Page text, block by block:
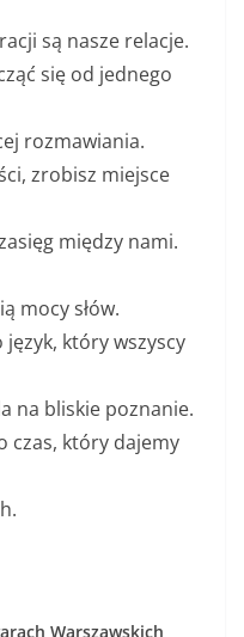
są nasze relacje.
się od jednego
rozmawiania.
zrobisz miejsce
między nami.
mocy słów.
który wszyscy
na bliskie poznanie.
czas, który dajemy
Warszawskich